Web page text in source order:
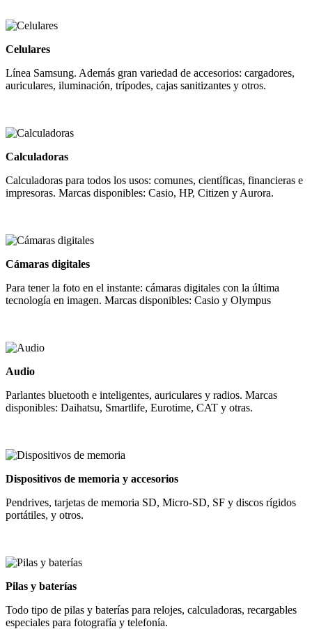
Celulares
Línea Samsung. Además gran variedad de accesorios: cargadores,
auriculares, iluminación, trípodes, cajas sanitizantes y otros.
Calculadoras
Calculadoras para todos los usos: comunes, científicas, financieras e
impresoras. Marcas disponibles: Casio, HP, Citizen y Aurora.
Cámaras digitales
Para tener la foto en el instante: cámaras digitales con la última
tecnología en imagen. Marcas disponibles: Casio y Olympus
Audio
Parlantes bluetooth e inteligentes, auriculares y radios. Marcas
disponibles: Daihatsu, Smartlife, Eurotime, CAT y otras.
Dispositivos de memoria y accesorios
Pendrives, tarjetas de memoria SD, Micro-SD, SF y discos rígidos
portátiles, y otros.
Pilas y baterías
Todo tipo de pilas y baterías para relojes, calculadoras, recargables
especiales para fotografía y telefonía.